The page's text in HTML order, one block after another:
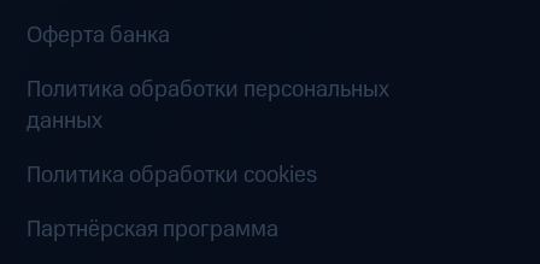
Оферта банка
Политика обработки персональных
данных
Политика обработки cookies
Партнёрская программа